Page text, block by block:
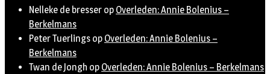
Nelleke de bresser op Overleden: Annie Bolenius –
Berkelmans
Peter Tuerlings op Overleden: Annie Bolenius –
Berkelmans
Twan de Jongh op Overleden: Annie Bolenius – Berkelmans